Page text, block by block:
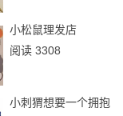
小松鼠理发店
阅读 3308
小刺猬想要一个拥抱